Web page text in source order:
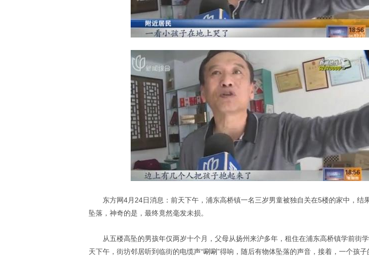
东方网4月24日消息：前天下午，浦东高桥镇一名三岁男童被独自关在5楼的家中，结
坠落，神奇的是，最终竟然毫发未损。
从五楼高坠的男孩年仅两岁十个月，父母从扬州来沪多年，租住在浦东高桥镇学前街
天下午，街坊邻居听到临街的电缆声“唰唰”得响，随后有物体坠落的声音，接着，一个孩